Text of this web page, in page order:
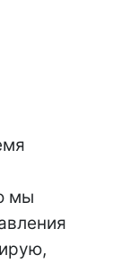
мы